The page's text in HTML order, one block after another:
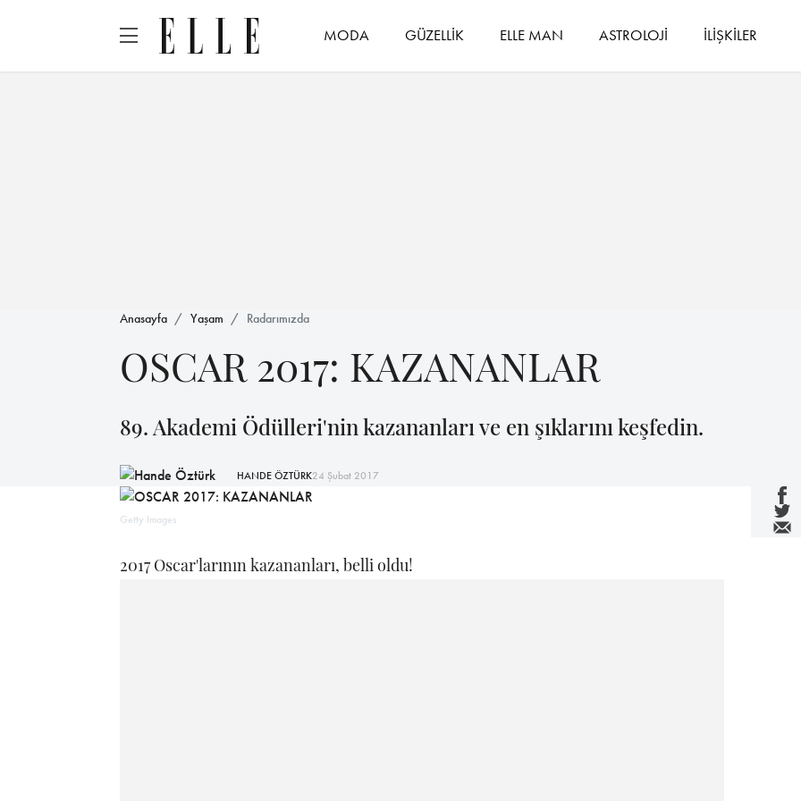
MODA GÜZELLİK ELLE MAN ASTROLOJİ İLİŞKİLER
Anasayfa Yaşam Radarımızda
OSCAR 2017: KAZANANLAR
89. Akademi Ödülleri'nin kazananları ve en şıklarını keşfedin.
HANDE ÖZTÜRK24 Şubat 2017
Getty Images
2017 Oscar'larının kazananları, belli oldu!